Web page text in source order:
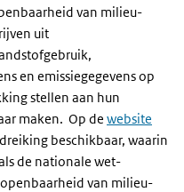
van milieu-
uit
en emissiegegevens op
stellen aan hun
maken. Op de website
beschikbaar, waarin
de nationale wet-
van milieu-